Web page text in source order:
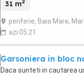
31 m2
periferie, Baia Mare,
azi 05:21
Garsoniera in bloc
Daca sunteti in cautarea